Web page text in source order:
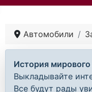
Автомобили
История
Выкладывайте
Все будут рады